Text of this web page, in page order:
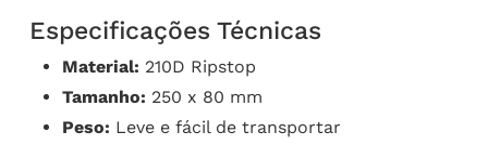
Especificações Técnicas
Material: 210D Ripstop
Tamanho: 250 x 80 mm
Peso: Leve e fácil de transportar